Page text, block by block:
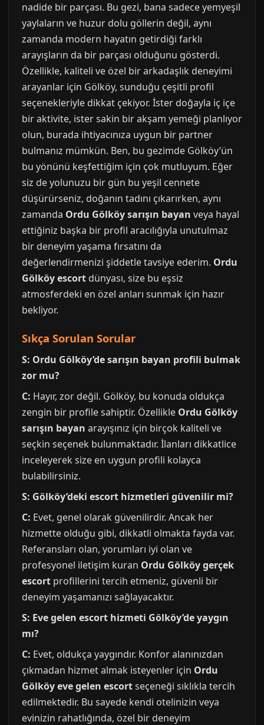
nadide bir parçası. Bu gezi, bana sadece yemyeşil
yaylaların ve huzur dolu göllerin değil, aynı
zamanda modern hayatın getirdiği farklı
arayışların da bir parçası olduğunu gösterdi.
Özellikle, kaliteli ve özel bir arkadaşlık deneyimi
arayanlar için Gölköy, sunduğu çeşitli profil
seçenekleriyle dikkat çekiyor. İster doğayla iç içe
bir aktivite, ister sakin bir akşam yemeği planlıyor
olun, burada ihtiyacınıza uygun bir partner
bulmanız mümkün. Ben, bu gezimde Gölköy’ün
bu yönünü keşfettiğim için çok mutluyum. Eğer
siz de yolunuzu bir gün bu yeşil cennete
düşürürseniz, doğanın tadını çıkarırken, aynı
zamanda Ordu Gölköy sarışın bayan veya hayal
ettiğiniz başka bir profil aracılığıyla unutulmaz
bir deneyim yaşama fırsatını da
değerlendirmenizi şiddetle tavsiye ederim. Ordu
Gölköy escort dünyası, size bu eşsiz
atmosferdeki en özel anları sunmak için hazır
bekliyor.
Sıkça Sorulan Sorular
S: Ordu Gölköy’de sarışın bayan profili bulmak
zor mu?
C: Hayır, zor değil. Gölköy, bu konuda oldukça
zengin bir profile sahiptir. Özellikle Ordu Gölköy
sarışın bayan arayışınız için birçok kaliteli ve
seçkin seçenek bulunmaktadır. İlanları dikkatlice
inceleyerek size en uygun profili kolayca
bulabilirsiniz.
S: Gölköy’deki escort hizmetleri güvenilir mi?
C: Evet, genel olarak güvenilirdir. Ancak her
hizmette olduğu gibi, dikkatli olmakta fayda var.
Referansları olan, yorumları iyi olan ve
profesyonel iletişim kuran Ordu Gölköy gerçek
escort profillerini tercih etmeniz, güvenli bir
deneyim yaşamanızı sağlayacaktır.
S: Eve gelen escort hizmeti Gölköy’de yaygın
mı?
C: Evet, oldukça yaygındır. Konfor alanınızdan
çıkmadan hizmet almak isteyenler için Ordu
Gölköy eve gelen escortseçeneği sıklıkla tercih
edilmektedir. Bu sayede kendi otelinizin veya
evinizin rahatlığında, özel bir deneyim